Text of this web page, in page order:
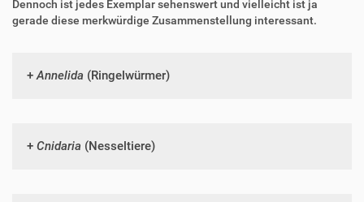
Dennoch ist jedes Exemplar sehenswert und vielleicht ist ja
gerade diese merkwürdige Zusammenstellung interessant.
Annelida (Ringelwürmer)
Cnidaria (Nesseltiere)